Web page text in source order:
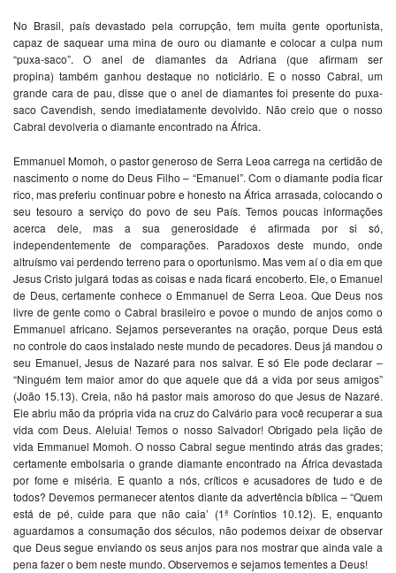
No Brasil, país devastado pela corrupção, tem muita gente oportunista,
capaz de saquear uma mina de ouro ou diamante e colocar a culpa num
“puxa-saco”. O anel de diamantes da Adriana (que afirmam ser
propina) também ganhou destaque no noticiário. E o nosso Cabral, um
grande cara de pau, disse que o anel de diamantes foi presente do puxa-
saco Cavendish, sendo imediatamente devolvido. Não creio que o nosso
Cabral devolveria o diamante encontrado na África.
Emmanuel Momoh, o pastor generoso de Serra Leoa carrega na certidão de
nascimento o nome do Deus Filho – “Emanuel”. Com o diamante podia ficar
rico, mas preferiu continuar pobre e honesto na África arrasada, colocando o
seu tesouro a serviço do povo de seu País. Temos poucas informações
acerca dele, mas a sua generosidade é afirmada por si só,
independentemente de comparações. Paradoxos deste mundo, onde
altruísmo vai perdendo terreno para o oportunismo. Mas vem aí o dia em que
Jesus Cristo julgará todas as coisas e nada ficará encoberto. Ele, o Emanuel
de Deus, certamente conhece o Emmanuel de Serra Leoa. Que Deus nos
livre de gente como o Cabral brasileiro e povoe o mundo de anjos como o
Emmanuel africano. Sejamos perseverantes na oração, porque Deus está
no controle do caos instalado neste mundo de pecadores. Deus já mandou o
seu Emanuel, Jesus de Nazaré para nos salvar. E só Ele pode declarar –
“Ninguém tem maior amor do que aquele que dá a vida por seus amigos”
(João 15.13). Creia, não há pastor mais amoroso do que Jesus de Nazaré.
Ele abriu mão da própria vida na cruz do Calvário para você recuperar a sua
vida com Deus. Aleluia! Temos o nosso Salvador! Obrigado pela lição de
vida Emmanuel Momoh. O nosso Cabral segue mentindo atrás das grades;
certamente embolsaria o grande diamante encontrado na África devastada
por fome e miséria. E quanto a nós, críticos e acusadores de tudo e de
todos? Devemos permanecer atentos diante da advertência bíblica – “Quem
está de pé, cuide para que não caia’ (1ª Coríntios 10.12). E, enquanto
aguardamos a consumação dos séculos, não podemos deixar de observar
que Deus segue enviando os seus anjos para nos mostrar que ainda vale a
pena fazer o bem neste mundo. Observemos e sejamos tementes a Deus!